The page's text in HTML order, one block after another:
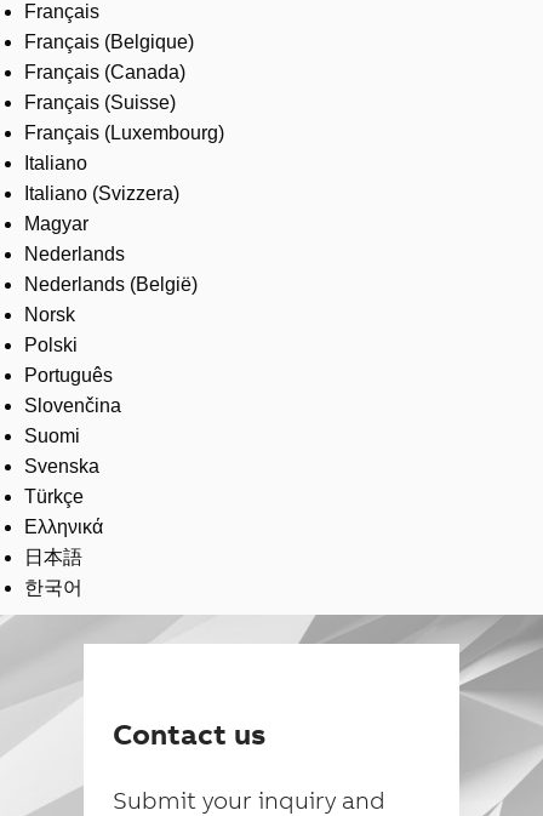
Français
Français (Belgique)
Français (Canada)
Français (Suisse)
Français (Luxembourg)
Italiano
Italiano (Svizzera)
Magyar
Nederlands
Nederlands (België)
Norsk
Polski
Português
Slovenčina
Suomi
Svenska
Türkçe
Ελληνικά
日本語
한국어
Contact us
Submit your inquiry and